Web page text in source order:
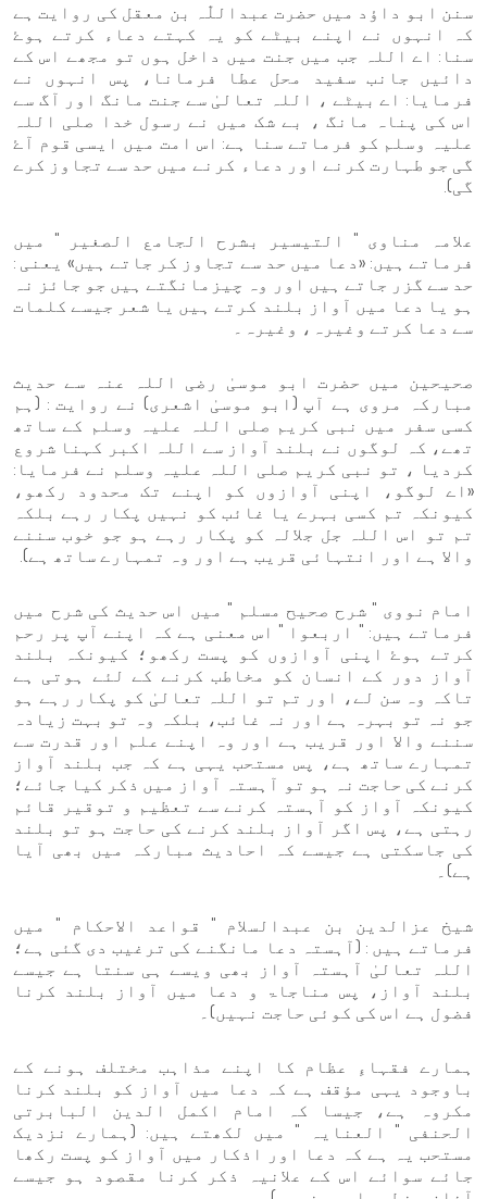
سنن ابو داؤد میں حضرت عبداللّٰہ بن معقل کی روایت ہے
کہ انہوں نے اپنے بیٹے کو یہ کہتے دعاء کرتے ہوۓ
سنا: اے اللہ جب میں جنت میں داخل ہوں تو مجھے اس کے
دائیں جانب سفید محل عطا فرمانا، پس انہوں نے
فرمایا: اے بیٹے ، اللہ تعالیٰ سے جنت مانگ اور آگ سے
اس کی پناہ مانگ ، بے شک میں نے رسول خدا صلی اللہ
علیہ وسلم کو فرماتے سنا ہے: اس امت میں ایسی قوم آۓ
گی جو طہارت کرنے اور دعاء کرنے میں حد سے تجاوز کرے
گی).
علامہ مناوی " التیسیر بشرح الجامع الصغیر " میں
فرماتے ہیں: «دعا میں حد سے تجاوز کر جاتے ہیں» یعنی :
حد سے گزر جاتے ہیں اور وہ چیزمانگتے ہیں جو جائز نہ
ہو یا دعا میں آواز بلند کرتے ہیں یا شعر جیسے کلمات
سے دعا کرتے وغیرہ، وغیرہ۔
صحیحین میں حضرت ابو موسیٰ رضی اللہ عنہ سے حدیث
مبارکہ مروی ہے آپ (ابو موسیٰ اشعری) نے روایت : (ہم
کسی سفر میں نبی کریم صلی اللہ علیہ وسلم کے ساتھ
تھے، کہ لوگوں نے بلند آواز سے اللہ اکبر کہنا شروع
کردیا ، تو نبی کریم صلی اللہ علیہ وسلم نے فرمایا:
«اے لوگو، اپنی آوازوں کو اپنے تک محدود رکھو،
کیونکہ تم کسی بہرے یا غائب کو نہیں پکار رہے بلکہ
تم تو اس اللہ جل جلالہ کو پکار رہے ہو جو خوب سننے
والا ہے اور انتہائی قریب ہے اور وہ تمہارے ساتھ ہے).
امام نووی " شرح صحیح مسلم " میں اس حدیث کی شرح میں
فرماتے ہیں: " اربعوا " اس معنی ہے کہ اپنے آپ پر رحم
کرتے ہوۓ اپنی آوازوں کو پست رکھو؛ کیونکہ بلند
آواز دور کے انسان کو مخاطب کرنے کے لئے ہوتی ہے
تاکہ وہ سن لے، اور تم تو اللہ تعالیٰ کو پکار رہے ہو
جو نہ تو بہرہ ہے اور نہ غائب، بلکہ وہ تو بہت زیادہ
سننے والا اور قریب ہے اور وہ اپنے علم اور قدرت سے
تمہارے ساتھ ہے، پس مستحب یہی ہے کہ جب بلند آواز
کرنے کی حاجت نہ ہو تو آہستہ آواز میں ذکر کیا جائے؛
کیونکہ آواز کو آہستہ کرنے سے تعظیم و توقیر قائم
رہتی ہے، پس اگر آواز بلند کرنے کی حاجت ہو تو بلند
کی جاسکتی ہے جیسے کہ احادیث مبارکہ میں بھی آیا
ہے)۔
شیخ عزالدین بن عبدالسلام " قواعد الاحکام " میں
فرماتے ہیں : (آہستہ دعا مانگنے کی ترغیب دی گئی ہے؛
اللہ تعالیٰ آہستہ آواز بھی ویسے ہی سنتا ہے جیسے
بلند آواز، پس مناجاۃ و دعا میں آواز بلند کرنا
فضول ہے اس کی کوئی حاجت نہیں)۔
ہمارے فقہاءِ عظام کا اپنے مذاہب مختلف ہونے کے
باوجود یہی مؤقف ہے کہ دعا میں آواز کو بلند کرنا
مکروہ ہے، جیسا کہ امام اکمل الدین البابرتی
الحنفی " العنایہ " میں لکھتے ہیں: (ہمارے نزدیک
مستحب یہ ہے کہ دعا اور اذکار میں آواز کو پست رکھا
جائے سوائے اس کے علانیہ ذکر کرنا مقصود ہو جیسے